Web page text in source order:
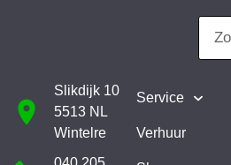
Slikdijk 10
5513 NL
Wintelre
Service
Verhuur